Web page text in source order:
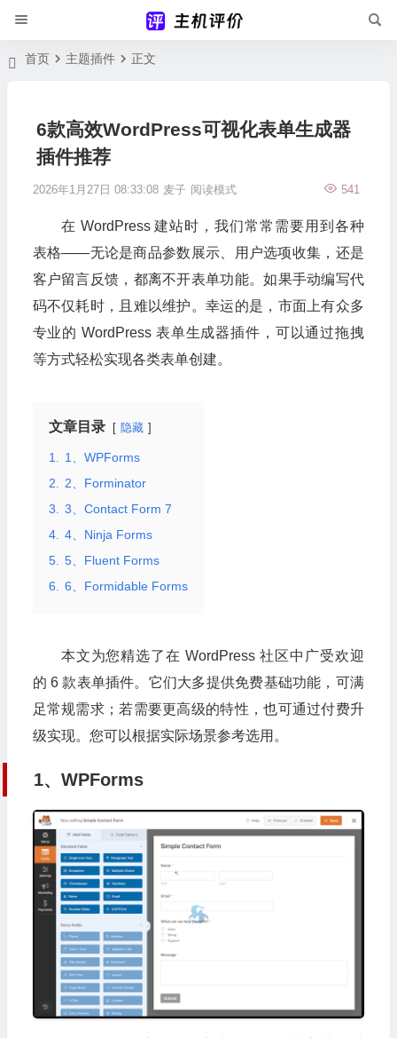
首页 主题插件 正文
6款高效WordPress可视化表单生成器
插件推荐
2026年1月27日 08:33:08 麦子 541
阅读模式
在 WordPress 建站时，我们常常需要用到各种
表格——无论是商品参数展示、用户选项收集，还是
客户留言反馈，都离不开表单功能。如果手动编写代
码不仅耗时，且难以维护。幸运的是，市面上有众多
专业的 WordPress 表单生成器插件，可以通过拖拽
等方式轻松实现各类表单创建。
文章目录 隐藏
1.
1、WPForms
2.
2、Forminator
3.
3、Contact Form 7
4.
4、Ninja Forms
5.
5、Fluent Forms
6.
6、Formidable Forms
本文为您精选了在 WordPress 社区中广受欢迎
的 6 款表单插件。它们大多提供免费基础功能，可满
足常规需求；若需要更高级的特性，也可通过付费升
级实现。您可以根据实际场景参考选用。
1、WPForms